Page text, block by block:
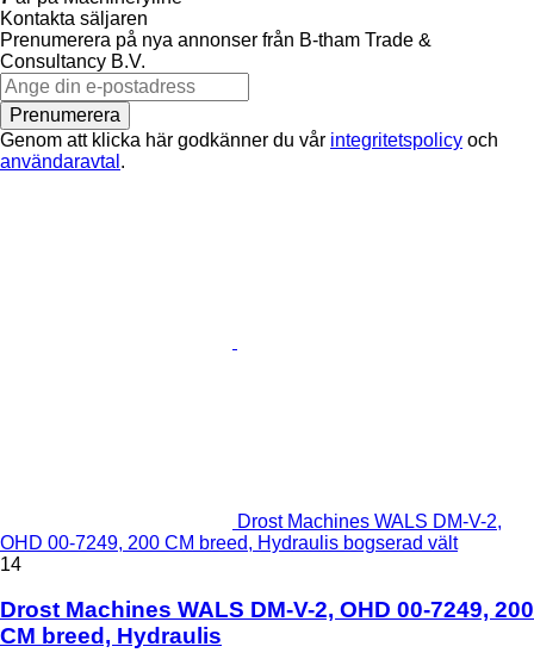
Kontakta säljaren
Prenumerera på nya annonser från B-tham Trade &
Consultancy B.V.
Prenumerera
Genom att klicka här godkänner du vår integritetspolicy och
användaravtal .
Drost Machines WALS DM-V-2,
OHD 00-7249, 200 CM breed, Hydraulis bogserad vält
14
Drost Machines WALS DM-V-2, OHD 00-7249, 200
CM breed, Hydraulis